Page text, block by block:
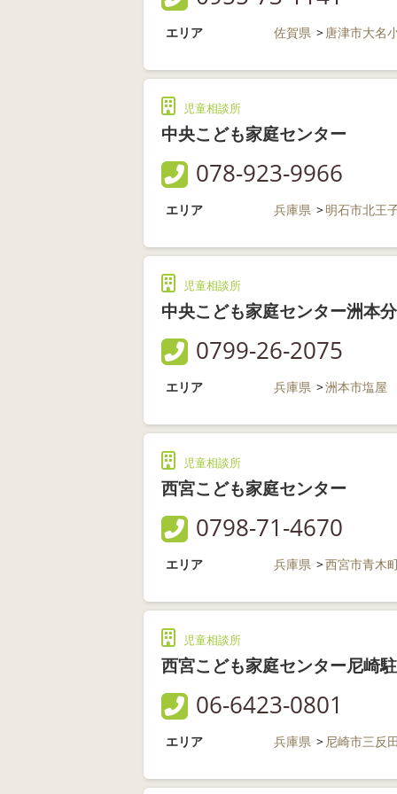
エリア 佐賀県 唐津市大名
児童相談所
中央こども家庭センター
078-923-9966
エリア 兵庫県 明石市北王
児童相談所
中央こども家庭センター洲本
0799-26-2075
エリア 兵庫県 洲本市塩屋
児童相談所
西宮こども家庭センター
0798-71-4670
エリア 兵庫県 西宮市青木
児童相談所
西宮こども家庭センター尼崎
06-6423-0801
エリア 兵庫県 尼崎市三反